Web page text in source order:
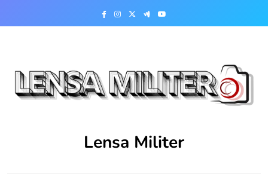
Lensa Militer